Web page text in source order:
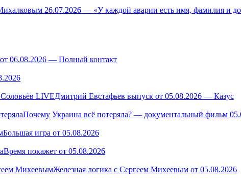
26.07.2026 — «У каждой аварии есть имя, фамилия и
06.08.2026 — Полный контакт
Дмитрий Евстафьев выпуск от 05.08.2026 — Казус
Почему Украина всё потеряла? — документальный фильм
Большая игра от 05.08.2026
Время покажет от 05.08.2026
Железная логика с Сергеем Михеевым от 05.08.2026